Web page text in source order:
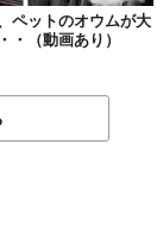
ペットのオウムが大
・（動画あり）